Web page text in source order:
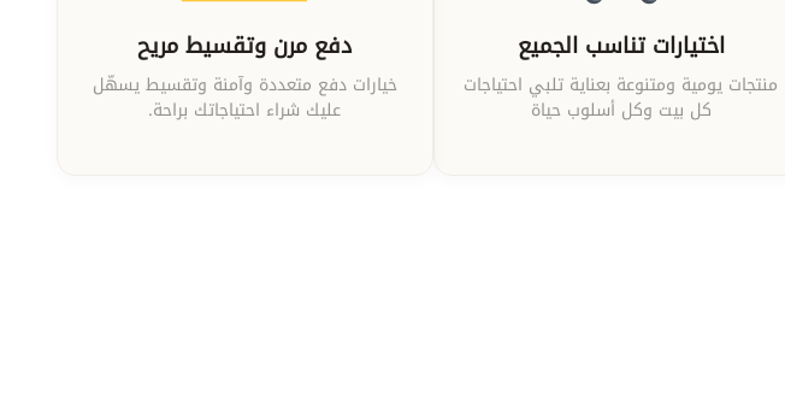
اختيارات تناسب الجميع
منتجات يومية ومتنوعة بعناية تلبي احتياجات
كل بيت وكل أسلوب حياة
دفع مرن وتقسيط مريح
خيارات دفع متعددة وآمنة وتقسيط يسهّل
عليك شراء احتياجاتك براحة.